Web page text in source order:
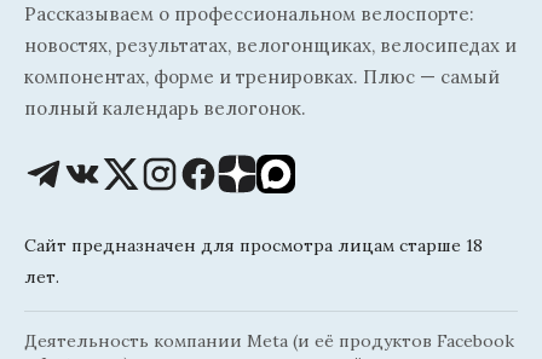
Рассказываем о профессиональном велоспорте:
новостях, результатах, велогонщиках, велосипедах и
компонентах, форме и тренировках. Плюс — самый
полный календарь велогонок.
Сайт предназначен для просмотра лицам старше 18
лет.
Деятельность компании Meta (и её продуктов Facebook